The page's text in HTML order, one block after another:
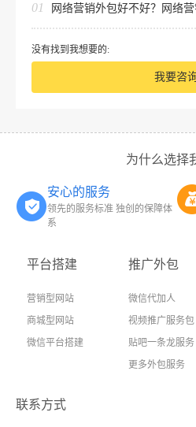
01 网络营销外包好不好？网络
没有找到我想要的:
我要咨
为什么选择
安心的服务
领先的服务标准 独创的保障体
系
平台搭建
营销型网站
商城型网站
微信平台搭建
推广外包
微信代加人
视频推广服务包
贴吧一条龙服务
更多外包服务
联系方式